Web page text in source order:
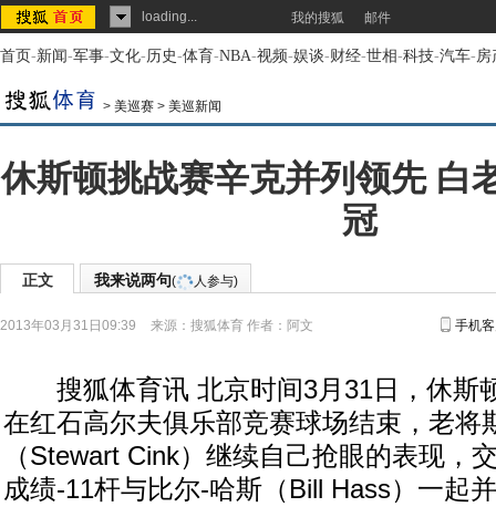
loading... 我的搜狐 邮件
首页-新闻-军事-文化-历史-体育-NBA-视频-娱谈-财经-世相-科技-汽车-房
> 美巡赛 > 美巡新闻
休斯顿挑战赛辛克并列领先 白
冠
正文 我来说两句( 人参与)
2013年03月31日09:39 来源： 搜狐体育 作者：阿文 手机
搜狐体育讯 北京时间3月31日，休斯
在红石高尔夫俱乐部竞赛球场结束，老将
（Stewart Cink）继续自己抢眼的表现，
成绩-11杆与比尔-哈斯（Bill Hass）一起